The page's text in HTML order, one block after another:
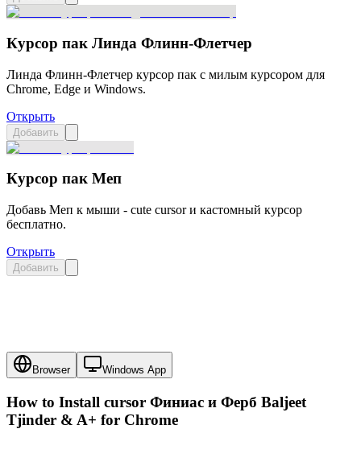
Курсор пак Линда Флинн-Флетчер
Линда Флинн-Флетчер курсор пак с милым курсором для
Chrome, Edge и Windows.
Открыть
Добавить
Курсор пак Меп
Добавь Меп к мыши - cute cursor и кастомный курсор
бесплатно.
Открыть
Добавить
Browser Windows App
How to Install cursor Финиас и Ферб Baljeet
Tjinder & A+ for Chrome